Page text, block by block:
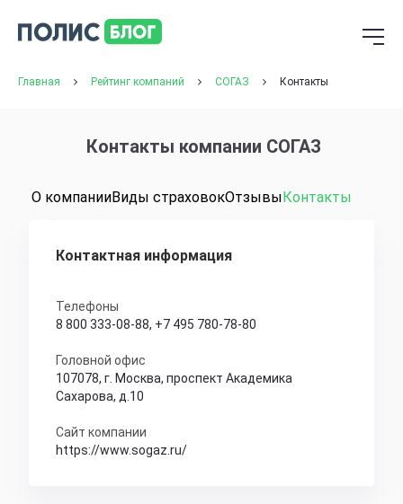
Главная Рейтинг компаний СОГАЗ Контакты
Контакты компании СОГАЗ
О компанииВиды страховокОтзывыКонтакты
Контактная информация
Телефоны
8 800 333-08-88, +7 495 780-78-80
Головной офис
107078, г. Москва, проспект Академика
Сахарова, д.10
Сайт компании
https://www.sogaz.ru/